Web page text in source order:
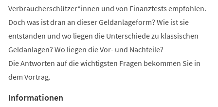
Verbraucherschützer*innen und von Finanztests empfohlen.
Doch was ist dran an dieser Geldanlageform? Wie ist sie
entstanden und wo liegen die Unterschiede zu klassischen
Geldanlagen? Wo liegen die Vor- und Nachteile?
Die Antworten auf die wichtigsten Fragen bekommen Sie in
dem Vortrag.
Informationen